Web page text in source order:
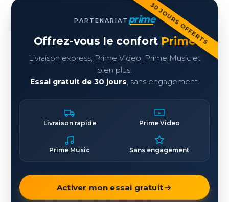
30 JOURS OFFERTS
PARTENARIAT prime
Offrez-vous le confort Prime
Livraison express, Prime Video, Prime Music et
bien plus.
Essai gratuit de 30 jours, sans engagement.
Livraison rapide Prime Video
Prime Music Sans engagement
Activer mon essai gratuit